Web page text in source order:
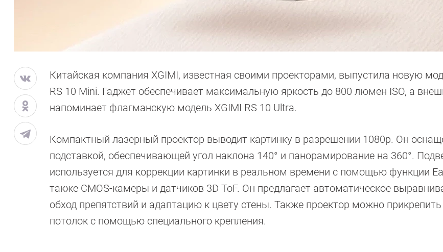
Китайская компания XGIMI, известная своими проекторами, выпустила новую
RS 10 Mini. Гаджет обеспечивает максимальную яркость до 800 люмен ISO, а
напоминает флагманскую модель XGIMI RS 10 Ultra.
Компактный лазерный проектор выводит картинку в разрешении 1080p. Он
подставкой, обеспечивающей угол наклона 140° и панорамирование на 360°.
используется для коррекции картинки в реальном времени с помощью функции
также CMOS-камеры и датчиков 3D ToF. Он предлагает автоматическое
обход препятствий и адаптацию к цвету стены. Также проектор можно прикрепить
потолок с помощью специального крепления.